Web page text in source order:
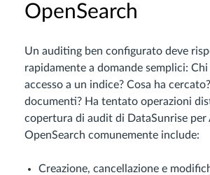
OpenSearch
Un auditing ben configurato deve
rapidamente a domande semplici:
accesso a un indice? Cosa ha
documenti? Ha tentato operazioni
copertura di audit di DataSunrise per
OpenSearch comunemente include:
Creazione, cancellazione e